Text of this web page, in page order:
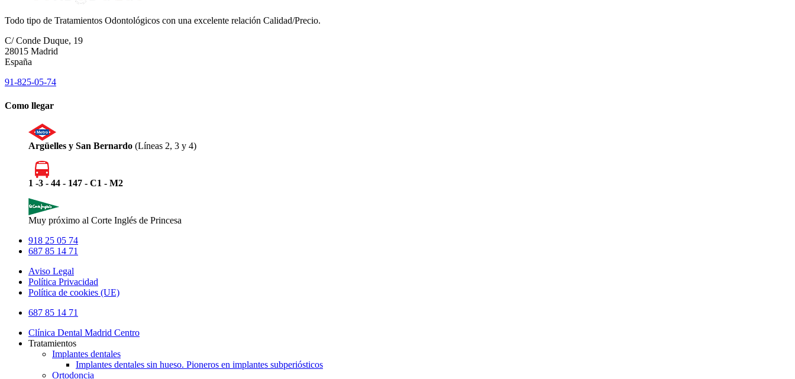
Todo tipo de Tratamientos Odontológicos con una excelente relación Calidad/Precio.
C/ Conde Duque, 19
28015 Madrid
España
91-825-05-74
Como llegar
Argüelles y San Bernardo (Líneas 2, 3 y 4)
1 -3 - 44 - 147 - C1 - M2
Muy próximo al Corte Inglés de Princesa
918 25 05 74
687 85 14 71
Aviso Legal
Política Privacidad
Política de cookies (UE)
Close
687 85 14 71
Clínica Dental Madrid Centro
Tratamientos
Implantes dentales
Implantes dentales sin hueso. Pioneros en implantes subperiósticos
Ortodoncia